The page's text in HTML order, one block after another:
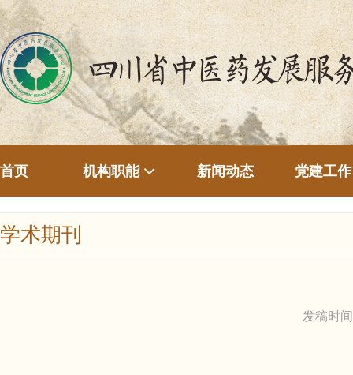
首页 机构职能 新闻动态 党建工作
学术期刊
发稿时